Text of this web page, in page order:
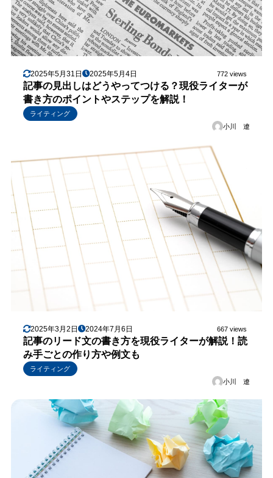
2025年5月31日 2025年5月4日 772 views
記事の見出しはどうやってつける？現役ライターが
書き方のポイントやステップを解説！
ライティング
小川 遼
2025年3月2日 2024年7月6日 667 views
記事のリード文の書き方を現役ライターが解説！読
み手ごとの作り方や例文も
ライティング
小川 遼